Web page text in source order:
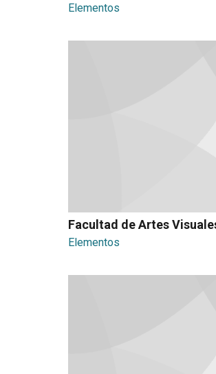
Elementos
Facultad de Artes
Elementos